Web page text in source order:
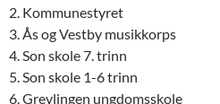
2. Kommunestyret
3. Ås og Vestby musikkorps
4. Son skole 7. trinn
5. Son skole 1-6 trinn
6. Grevlingen ungdomsskole